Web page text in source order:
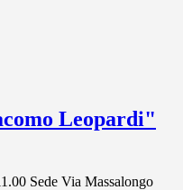
Leopardi"
Sede Via Massalongo